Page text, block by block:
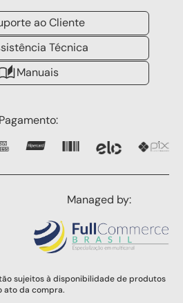
ao Cliente
Técnica
Manuais
Pagamento:
Managed by:
sujeitos à disponibilidade de produtos
ato da compra.